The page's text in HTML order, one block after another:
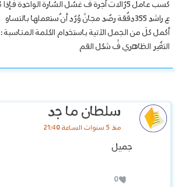
كسب عامل 5رٌالات أجرة فً غسٌل السٌارة الواحدة فإذا كسب 65
ع راشد 355دقٌقة رصٌد مجانً وٌرٌد أن ٌستعملها بالتساو
أكمل كلَ من الجمل الآتية باستخدام الكلمة المناسبة :
التغٌير الظاهري فً شكل القم
سلطان ما جد
منذ 5 سنوات الساعة 21:40
جميل
0